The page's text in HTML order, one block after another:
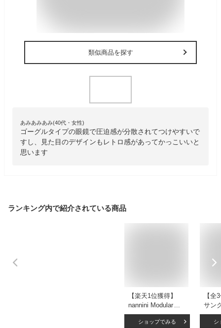
類似商品を探す
あみあみあみ(40代・女性)
ゴーグルタイプの眼鏡で圧迫感が分散されてつけやすいで
すし、見た目のデザインもレトロ感があってかっこいいと
思います
ランキング内で紹介されている商品
【楽天1位獲得】
nannini Modular 1
Fast（ナンニーニモ
ジュラー1ファス
ショップでみる
【全
サン
レン
ェー
シ